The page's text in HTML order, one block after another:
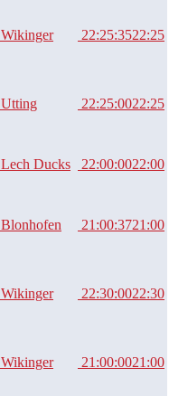
Wikinger 22:25:3522:25
Utting 22:25:0022:25
Lech Ducks 22:00:0022:00
Blonhofen 21:00:3721:00
Wikinger 22:30:0022:30
Wikinger 21:00:0021:00